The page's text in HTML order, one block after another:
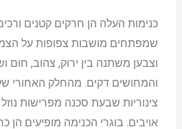
שמפתחים מושבות צפופות על
וצבען משתנה בין ירוק, צהוב, חום
והמחושים דקים. מהחלק האחורי
צינוריות שבעת סכנה מפרישות
אויבים. בוגרי הכנימה מופיעים הן